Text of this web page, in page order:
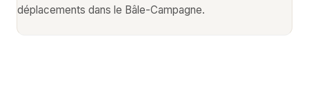
déplacements dans le Bâle-Campagne.